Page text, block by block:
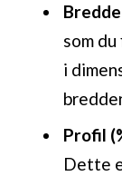
som
i
Profil
Dette